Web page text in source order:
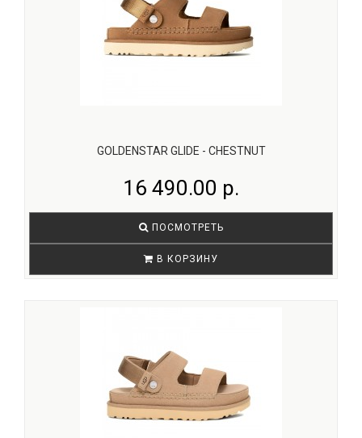
GOLDENSTAR GLIDE - CHESTNUT
16 490.00 р.
ПОСМОТРЕТЬ
В КОРЗИНУ